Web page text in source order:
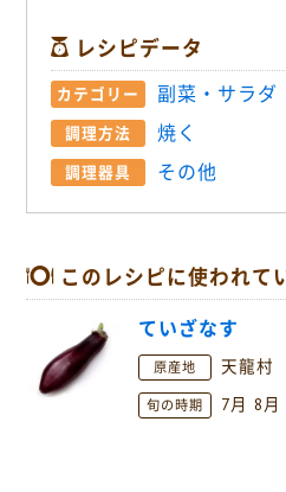
レシピデータ
カテゴリー 副菜・サラダ
調理方法 焼く
調理器具 その他
このレシピに使われて
ていざなす
原産地 天龍村
旬の時期 7月 8月